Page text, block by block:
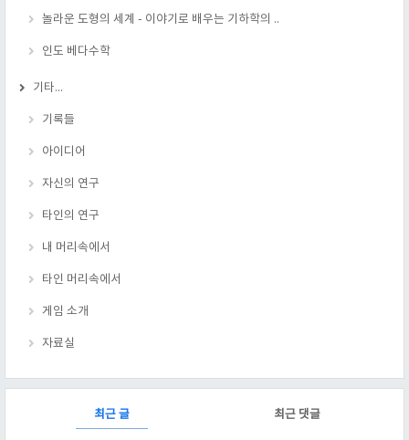
놀라운 도형의 세계 - 이야기로 배우는 기하학의 ..
인도 베다수학
기타...
기록들
아이디어
자신의 연구
타인의 연구
내 머리속에서
타인 머리속에서
게임 소개
자료실
최근 글 최근 댓글